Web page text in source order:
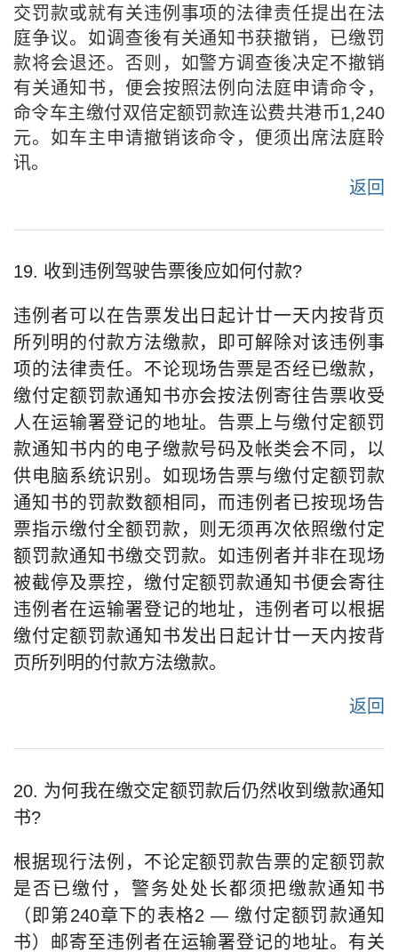
交罚款或就有关违例事项的法律责任提出在法
庭争议。如调查後有关通知书获撤销，已缴罚
款将会退还。否则，如警方调查後决定不撤销
有关通知书，便会按照法例向法庭申请命令，
命令车主缴付双倍定额罚款连讼费共港币1,240
元。如车主申请撤销该命令，便须出席法庭聆
讯。
返回
19. 收到违例驾驶告票後应如何付款?
违例者可以在告票发出日起计廿一天内按背页
所列明的付款方法缴款，即可解除对该违例事
项的法律责任。不论现场告票是否经已缴款，
缴付定额罚款通知书亦会按法例寄往告票收受
人在运输署登记的地址。告票上与缴付定额罚
款通知书内的电子缴款号码及帐类会不同，以
供电脑系统识别。如现场告票与缴付定额罚款
通知书的罚款数额相同，而违例者已按现场告
票指示缴付全额罚款，则无须再次依照缴付定
额罚款通知书缴交罚款。如违例者并非在现场
被截停及票控，缴付定额罚款通知书便会寄往
违例者在运输署登记的地址，违例者可以根据
缴付定额罚款通知书发出日起计廿一天内按背
页所列明的付款方法缴款。
返回
20. 为何我在缴交定额罚款后仍然收到缴款通知
书?
根据现行法例，不论定额罚款告票的定额罚款
是否已缴付，警务处处长都须把缴款通知书
（即第240章下的表格2 — 缴付定额罚款通知
书）邮寄至违例者在运输署登记的地址。有关